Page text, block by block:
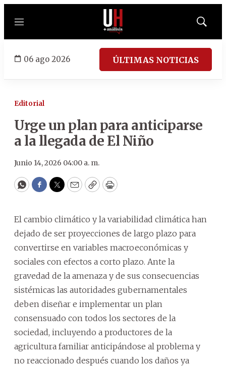
Menú
Mostrar
06 ago 2026 ÚLTIMAS NOTICIAS
Editorial
Urge un plan para anticiparse
a la llegada de El Niño
Junio 14, 2026 04:00 a. m.
WhatsApp
Facebook
Twitter
EmailCopyPrint
El cambio climático y la variabilidad climática han
dejado de ser proyecciones de largo plazo para
convertirse en variables macroeconómicas y
sociales con efectos a corto plazo. Ante la
gravedad de la amenaza y de sus consecuencias
sistémicas las autoridades gubernamentales
deben diseñar e implementar un plan
consensuado con todos los sectores de la
sociedad, incluyendo a productores de la
agricultura familiar anticipándose al problema y
no reaccionado después cuando los daños ya